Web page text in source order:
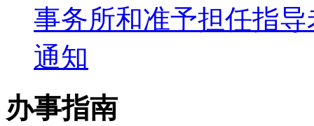
事务所和准予担任指
通知
办事指南